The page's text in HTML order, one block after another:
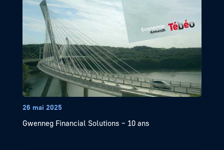
26 mai 2025
Gwenneg Financial Solutions – 10 ans